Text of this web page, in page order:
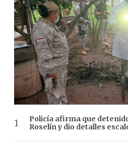
Policía afirma que
Roselín y dio detalles